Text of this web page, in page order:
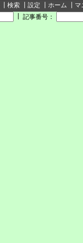
検索 設定 ホーム マ
記事番号：